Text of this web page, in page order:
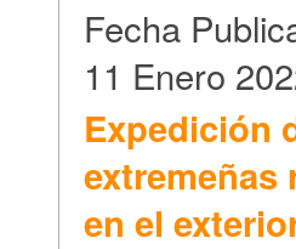
Fecha
11 Enero
Expedición
extremeñas
en el